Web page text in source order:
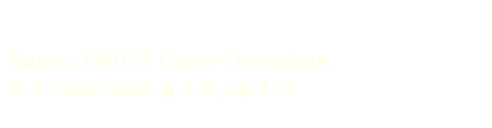
Адрес: 191015, Санкт-Петербург,
9-я Советская, д.4-6, оф.415